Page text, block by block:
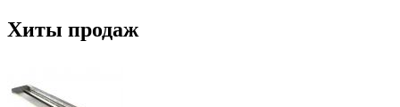
Хиты продаж